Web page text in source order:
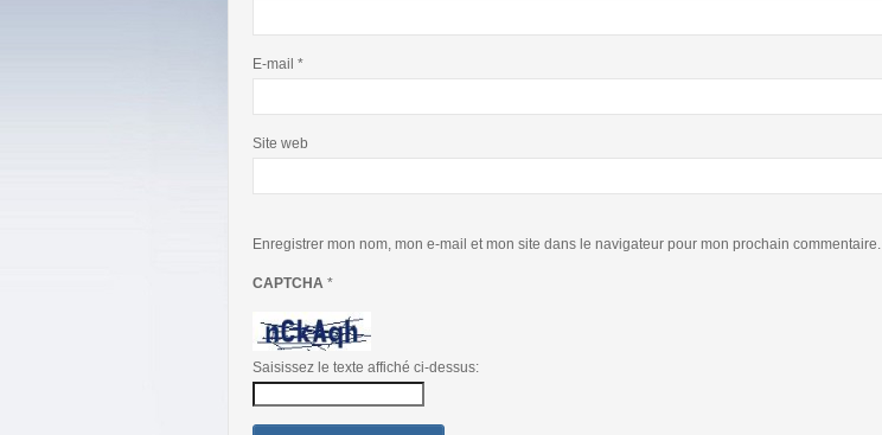
E-mail *
Site web
Enregistrer mon nom, mon e-mail et mon site dans le navigateur pour mon prochain commentaire.
CAPTCHA *
Saisissez le texte affiché ci-dessus: